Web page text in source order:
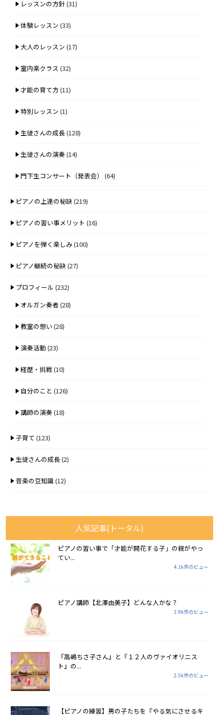
レッスンの方針(31)
体験レッスン (33)
大人のレッスン (17)
室内楽クラス (32)
才能の育て方 (11)
特別レッスン (1)
生徒さんの成長(128)
生徒さんの演奏(14)
門下生コンサート（発表会） (64)
ピアノの上達の秘訣 (219)
ピアノの習い事メリット (16)
ピアノを弾く楽しみ(100)
ピアノ継続の秘訣 (27)
プロフィール (232)
オルガン奏者 (28)
教室の想い (28)
演奏活動(23)
経歴・挑戦(10)
自分のこと (126)
講師の演奏(18)
子育て (123)
生徒さんの成長(2)
音楽の豆知識(12)
人気記事(トータル)
ピアノの習い事で「才能が開花する子」の親がやっ
てい...
4.1k件のビュー
ピアノ講師【北澤由美子】どんな人かな？
3.9k件のビュー
『高嶋ちさ子さん』と『１２人のヴァイオリニス
ト』の...
2.5k件のビュー
【ピアノの練習】男の子たちを『やる気にさせるキ